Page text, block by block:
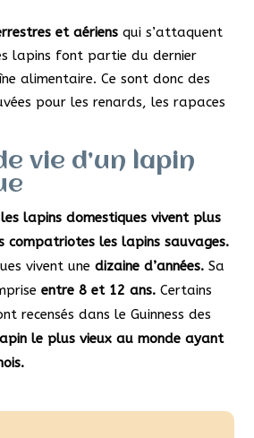
et aériens qui s’attaquent
lapins font partie du dernier
alimentaire. Ce sont donc des
pour les renards, les rapaces
vie d’un lapin
les lapins domestiques vivent plus
compatriotes les lapins sauvages.
vivent unedizaine d’années. Sa
entre 8 et 12 ans. Certains
recensés dans le Guinness des
le plus vieux au monde ayant